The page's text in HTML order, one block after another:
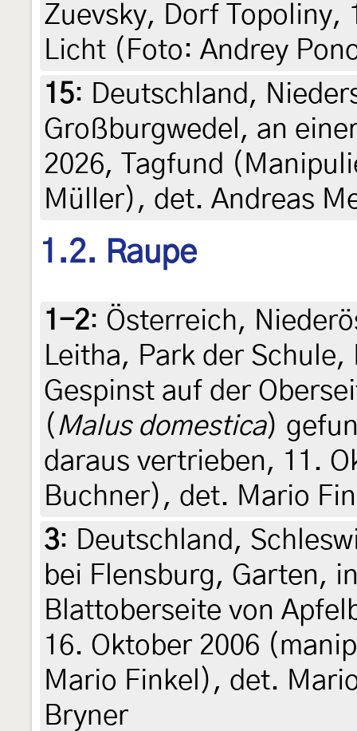
Zuevsky, Dorf Topoliny,
Licht (Foto: Andrey
15: Deutschland,
Großburgwedel, an
2026, Tagfund
Müller), det. Andreas
1.2. Raupe
1-2: Österreich,
Leitha, Park der
Gespinst auf der
( Malus domestica)
daraus vertrieben, 11.
Buchner), det. Mario
3: Deutschland,
bei Flensburg, Garten,
Blattoberseite von
16. Oktober 2006
Mario Finkel), det.
Bryner